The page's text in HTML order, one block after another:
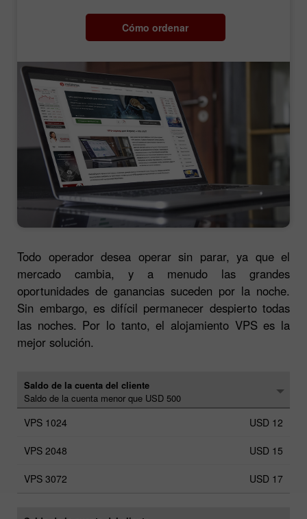
Cómo ordenar
Todo operador desea operar sin parar, ya que el
mercado cambia, y a menudo las grandes
oportunidades de ganancias suceden por la noche.
Sin embargo, es difícil permanecer despierto todas
las noches. Por lo tanto, el alojamiento VPS es la
mejor solución.
Saldo de la cuenta del cliente
Saldo de la cuenta menor que USD 500
USD 12
USD 15
USD 17